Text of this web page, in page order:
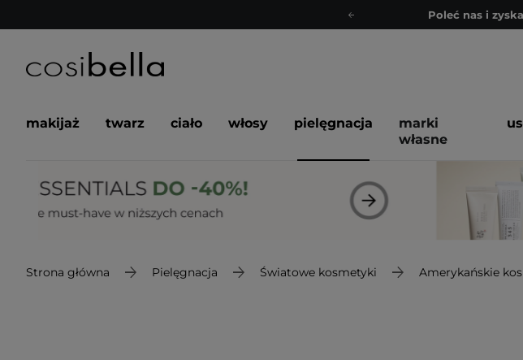
Poleć nas i
Bezpłatne
Poleć nas i
Zapisz się na
makijaż twarz ciało włosy pielęgnacja
marki
własne
Strona główna Pielęgnacja Światowe kosmetyki Amerykańskie